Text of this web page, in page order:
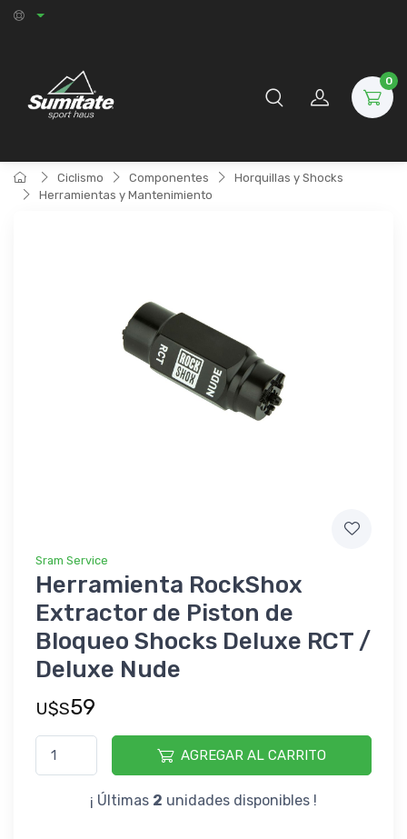
0
Ciclismo Componentes
Horquillas y Shocks
Herramientas y Mantenimiento
Sram Service
Herramienta RockShox
Extractor de Piston de
Bloqueo Shocks Deluxe RCT /
Deluxe Nude
U$S59
AGREGAR AL CARRITO
¡ Últimas 2 unidades disponibles !